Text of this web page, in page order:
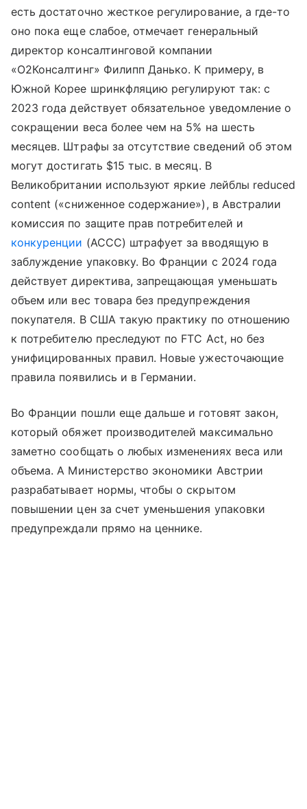
есть достаточно жесткое регулирование, а где-то
оно пока еще слабое, отмечает генеральный
директор консалтинговой компании
«О2Консалтинг» Филипп Данько. К примеру, в
Южной Корее шринкфляцию регулируют так: с
2023 года действует обязательное уведомление о
сокращении веса более чем на 5% на шесть
месяцев. Штрафы за отсутствие сведений об этом
могут достигать $15 тыс. в месяц. В
Великобритании используют яркие лейблы reduced
content («сниженное содержание»), в Австралии
комиссия по защите прав потребителей и
конкуренции (ACCC) штрафует за вводящую в
заблуждение упаковку. Во Франции с 2024 года
действует директива, запрещающая уменьшать
объем или вес товара без предупреждения
покупателя. В США такую практику по отношению
к потребителю преследуют по FTC Act, но без
унифицированных правил. Новые ужесточающие
правила появились и в Германии.
Во Франции пошли еще дальше и готовят закон,
который обяжет производителей максимально
заметно сообщать о любых изменениях веса или
объема. А Министерство экономики Австрии
разрабатывает нормы, чтобы о скрытом
повышении цен за счет уменьшения упаковки
предупреждали прямо на ценнике.